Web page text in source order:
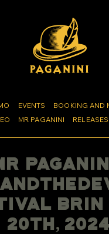
EVENTS BOOKING AND
MR PAGANINI RELEASES
Brin
20th, 2024